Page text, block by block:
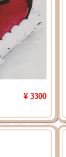
¥ 3300